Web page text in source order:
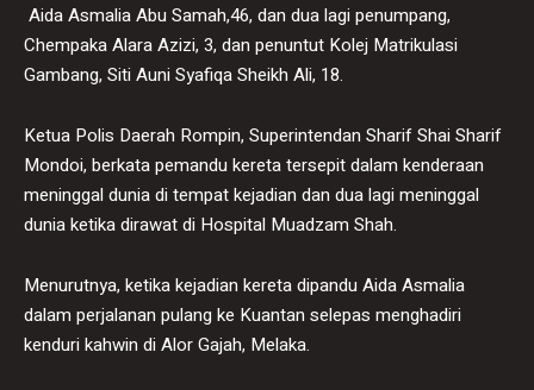
Aida Asmalia Abu Samah,46, dan dua lagi penumpang,
Chempaka Alara Azizi, 3, dan penuntut Kolej Matrikulasi
Gambang, Siti Auni Syafiqa Sheikh Ali, 18.
Ketua Polis Daerah Rompin, Superintendan Sharif Shai Sharif
Mondoi, berkata pemandu kereta tersepit dalam kenderaan
meninggal dunia di tempat kejadian dan dua lagi meninggal
dunia ketika dirawat di Hospital Muadzam Shah.
Menurutnya, ketika kejadian kereta dipandu Aida Asmalia
dalam perjalanan pulang ke Kuantan selepas menghadiri
kenduri kahwin di Alor Gajah, Melaka.